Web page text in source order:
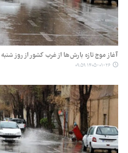
آغاز موج تازه بارش‌ها از غرب کشور از روز شنبه
۱۴۰۵-۰۱-۲۶ ۰۹:۵۹